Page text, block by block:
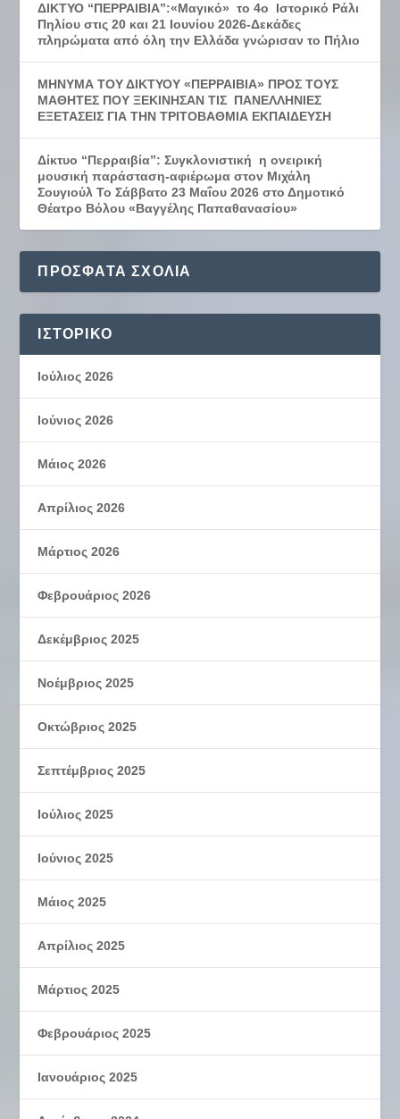
ΔΙΚΤΥΟ “ΠΕΡΡΑΙΒΙΑ”:«Μαγικό» το 4ο Ιστορικό Ράλι
Πηλίου στις 20 και 21 Ιουνίου 2026-Δεκάδες
πληρώματα από όλη την Ελλάδα γνώρισαν το Πήλιο
ΜΗΝΥΜΑ ΤΟΥ ΔΙΚΤΥΟΥ «ΠΕΡΡΑΙΒΙΑ» ΠΡΟΣ ΤΟΥΣ
ΜΑΘΗΤΕΣ ΠΟΥ ΞΕΚΙΝΗΣΑΝ ΤΙΣ ΠΑΝΕΛΛΗΝΙΕΣ
ΕΞΕΤΑΣΕΙΣ ΓΙΑ ΤΗΝ ΤΡΙΤΟΒΑΘΜΙΑ ΕΚΠΑΙΔΕΥΣΗ
Δίκτυο “Περραιβία”: Συγκλονιστική η ονειρική
μουσική παράσταση-αφιέρωμα στον Μιχάλη
Σουγιούλ Το Σάββατο 23 Μαΐου 2026 στο Δημοτικό
Θέατρο Βόλου «Βαγγέλης Παπαθανασίου»
ΠΡΌΣΦΑΤΑ ΣΧΌΛΙΑ
ΙΣΤΟΡΙΚΌ
Ιούλιος 2026
Ιούνιος 2026
Μάιος 2026
Απρίλιος 2026
Μάρτιος 2026
Φεβρουάριος 2026
Δεκέμβριος 2025
Νοέμβριος 2025
Οκτώβριος 2025
Σεπτέμβριος 2025
Ιούλιος 2025
Ιούνιος 2025
Μάιος 2025
Απρίλιος 2025
Μάρτιος 2025
Φεβρουάριος 2025
Ιανουάριος 2025